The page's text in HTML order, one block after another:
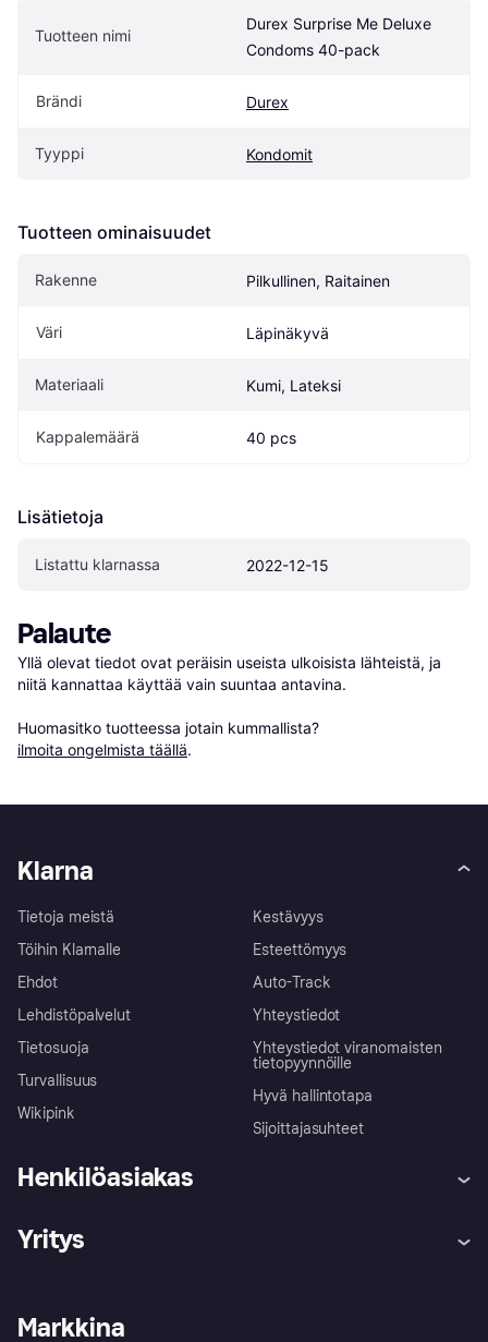
Tuotteen nimi
Durex Surprise Me Deluxe
Condoms 40-pack
Brändi Durex
Tyyppi Kondomit
Tuotteen ominaisuudet
Rakenne Pilkullinen, Raitainen
Väri Läpinäkyvä
Materiaali Kumi, Lateksi
Kappalemäärä 40 pcs
Lisätietoja
Listattu klarnassa 2022-12-15
Palaute
Yllä olevat tiedot ovat peräisin useista ulkoisista lähteistä, ja
niitä kannattaa käyttää vain suuntaa antavina.
Huomasitko tuotteessa jotain kummallista?
ilmoita ongelmista täällä.
Klarna
Tietoja meistä
Töihin Klarnalle
Ehdot
Lehdistöpalvelut
Tietosuoja
Turvallisuus
Wikipink
Kestävyys
Esteettömyys
Auto-Track
Yhteystiedot
Yhteystiedot viranomaisten
tietopyynnöille
Hyvä hallintotapa
Sijoittajasuhteet
Henkilöasiakas
Ohje
Kirjaudu sisään
Tutustu kauppoihin
Yritys
Kirjaudu sisään yrityksenä
Markkina